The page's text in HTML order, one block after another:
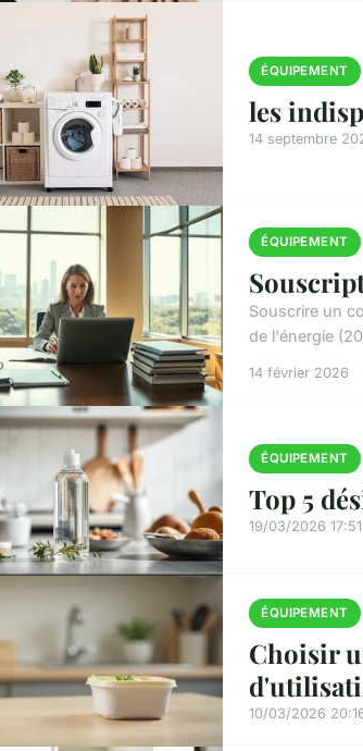
ÉQUIPEMENT
les
14 septembre
ÉQUIPEMENT
Souscrire un
de l'énergie
14 février 2026
ÉQUIPEMENT
Top 5
19/03/2026 17:51
ÉQUIPEMENT
Choisir
10/03/2026